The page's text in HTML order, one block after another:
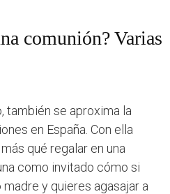
comunión? Varias
también se aproxima la
en España. Con ella
qué regalar en una
como invitado cómo si
y quieres agasajar a